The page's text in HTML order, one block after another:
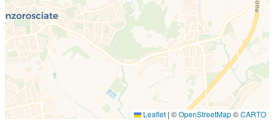
Leaflet | ©OpenStreetMap©CARTO